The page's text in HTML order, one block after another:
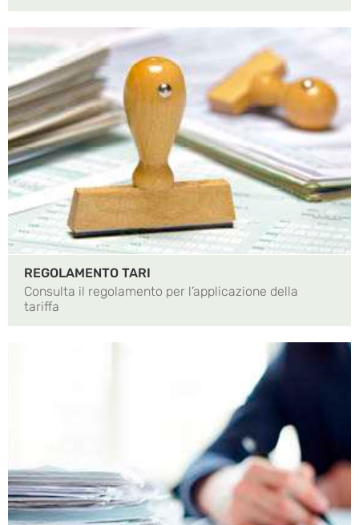
REGOLAMENTO TARI
Consulta il regolamento per l’applicazione della
tariffa